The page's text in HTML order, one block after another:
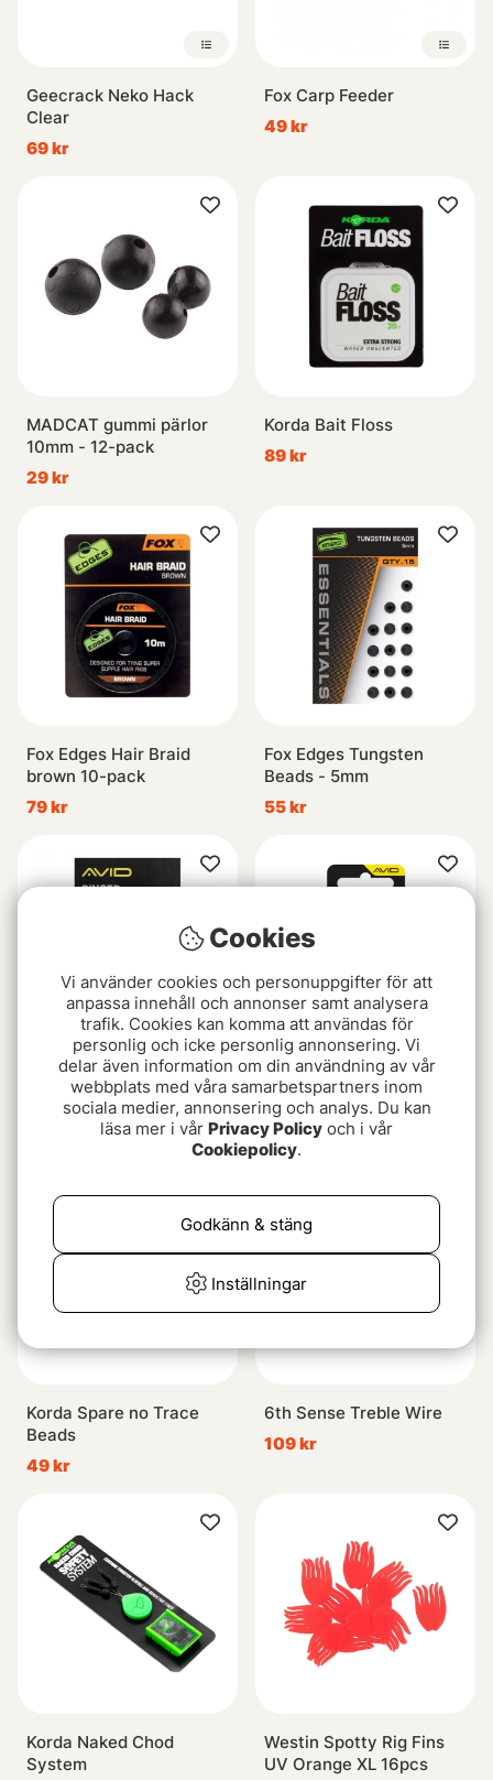
Geecrack Neko Hack
Clear
69 kr
Fox Carp Feeder
49 kr
MADCAT gummi pärlor
10mm - 12-pack
29 kr
Korda Bait Floss
89 kr
Fox Edges Hair Braid
brown 10-pack
79 kr
Fox Edges Tungsten
Beads - 5mm
55 kr
Avid Terminal Tackle
Ringed Lead Clip (10st)
Avid Outline Tungsten
Anti-Tangle Sleeve
fr. 49 kr
Korda Spare no Trace
Beads
49 kr
6th Sense Treble Wire
109 kr
Korda Naked Chod
System
Westin Spotty Rig Fins
UV Orange XL 16pcs
Cookies
Vi använder cookies och personuppgifter för att
anpassa innehåll och annonser samt analysera
trafik. Cookies kan komma att användas för
personlig och icke personlig annonsering. Vi
delar även information om din användning av vår
webbplats med våra samarbetspartners inom
sociala medier, annonsering och analys. Du kan
läsa mer i vår Privacy Policy och i vår
Cookiepolicy.
Inställningar
Godkänn & stäng